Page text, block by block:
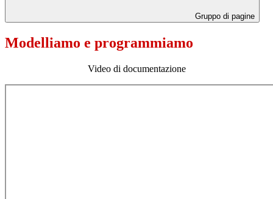
Gruppo di pagine
Modelliamo e programmiamo
Video di documentazione